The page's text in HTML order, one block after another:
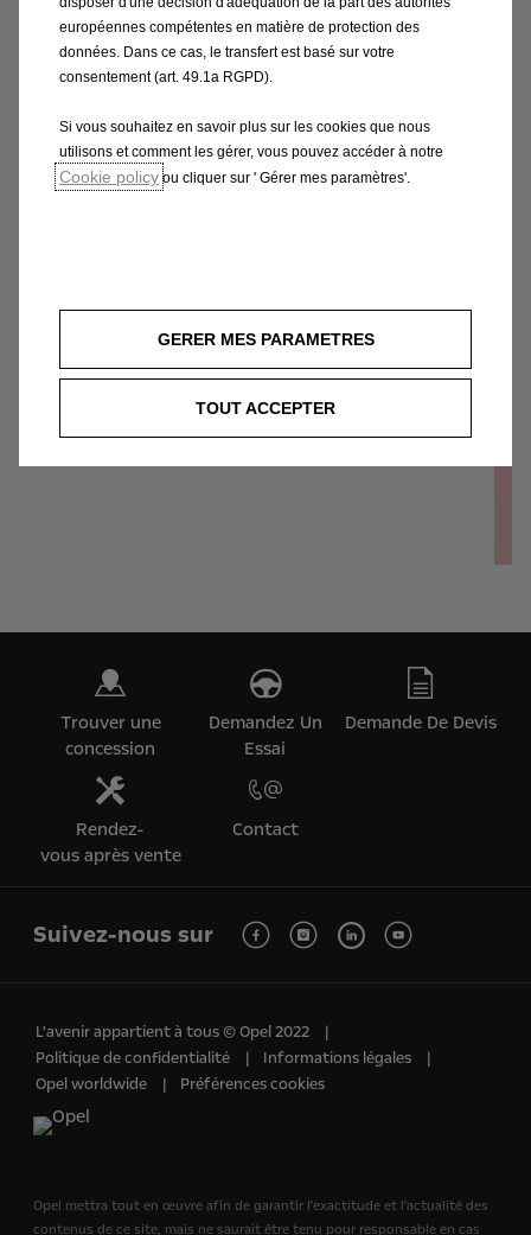
Trouver une
concession
Demandez Un
Essai
Demande De Devis
Rendez-
vous après vente
Contact
Suivez-nous sur
L'avenir appartient à tous © Opel 2022
Politique de confidentialité
Informations légales
Opel worldwide
Préférences cookies
Opel mettra tout en œuvre afin de garantir l'exactitude et l'actualité des
contenus de ce site, mais ne saurait être tenu pour responsable en cas
européennes compétentes en matière de protection des
données. Dans ce cas, le transfert est basé sur votre
consentement (art. 49.1a RGPD).
Si vous souhaitez en savoir plus sur les cookies que nous
utilisons et comment les gérer, vous pouvez accéder à notre
Cookie policy ou cliquer sur ' Gérer mes paramètres'.
GERER MES PARAMETRES
TOUT ACCEPTER